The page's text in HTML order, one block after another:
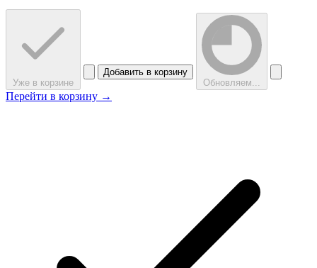
Уже в корзине
Добавить в корзину
Обновляем...
Перейти в корзину →